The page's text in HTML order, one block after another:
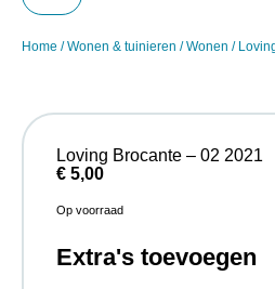
Home /Wonen & tuinieren /Wonen /
Loving Brocante – 02 2021
€ 5,00
Op voorraad
Extra's toevoegen